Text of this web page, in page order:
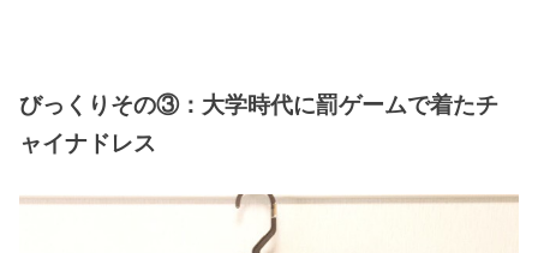
びっくりその③：大学時代に罰ゲームで着たチ
ャイナドレス